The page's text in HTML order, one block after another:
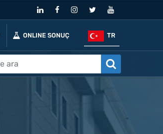
ONLINE SONUÇ TR